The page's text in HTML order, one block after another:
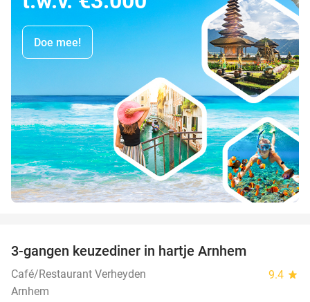
Doe mee!
3-gangen keuzediner in hartje Arnhem
Café/Restaurant Verheyden 9.4 star
Arnhem